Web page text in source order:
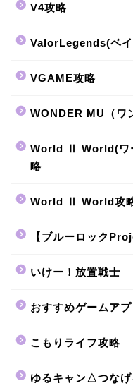
V4攻略
ValorLegends(ベ
VGAME攻略
WONDER MU（ワ
World Ⅱ World(ワ
略
World Ⅱ World攻
【ブルーロック
いけー！放置戦士
おすすめゲームアプ
こもりライフ攻略
ゆるキャン△つなげ